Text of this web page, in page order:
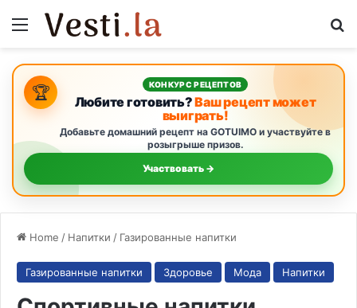
Menu
🏆 КОНКУРС РЕЦЕПТОВ
Любите готовить?Ваш рецепт может
выиграть!
Добавьте домашний рецепт на GOTUIMO и участвуйте в
розыгрыше призов.
Участвовать →
Home / Напитки / Газированные напитки
Газированные напитки Здоровье Мода Напитки